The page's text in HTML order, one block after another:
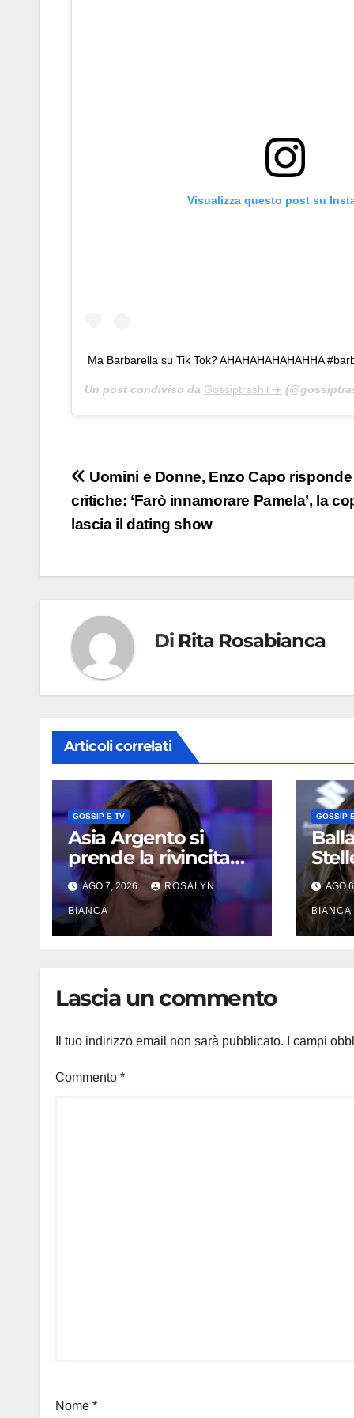
Visualizza questo post su
Ma Barbarella su Tik Tok? AHAHAHAHAHAHHA
Un post condiviso da Gossiptrashit ✈️
Navigazione
articoli
Uomini e Donne, Enzo Capo
critiche: ‘Farò innamorare Pamela’, la
lascia il dating show
Di Rita Rosabianca
Articoli correlati
GOSSIP E TV
Asia Argento si
prende la rivincita
prima del premio
alla carriera: «Mi
chiamano
raccomandata e
AGO 7, 2026 ROSALYN
BIANCA
GOSSIP
e
AGO
BIANCA
Lascia un commento
Il tuo indirizzo email non sarà pubblicato. I campi
Commento *
Nome *